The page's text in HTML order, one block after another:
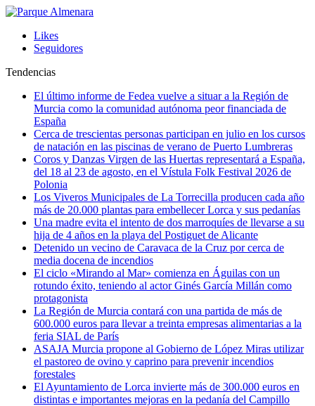
Likes
Seguidores
Tendencias
El último informe de Fedea vuelve a situar a la Región de
Murcia como la comunidad autónoma peor financiada de
España
Cerca de trescientas personas participan en julio en los cursos
de natación en las piscinas de verano de Puerto Lumbreras
Coros y Danzas Virgen de las Huertas representará a España,
del 18 al 23 de agosto, en el Vístula Folk Festival 2026 de
Polonia
Los Viveros Municipales de La Torrecilla producen cada año
más de 20.000 plantas para embellecer Lorca y sus pedanías
Una madre evita el intento de dos marroquíes de llevarse a su
hija de 4 años en la playa del Postiguet de Alicante
Detenido un vecino de Caravaca de la Cruz por cerca de
media docena de incendios
El ciclo «Mirando al Mar» comienza en Águilas con un
rotundo éxito, teniendo al actor Ginés García Millán como
protagonista
La Región de Murcia contará con una partida de más de
600.000 euros para llevar a treinta empresas alimentarias a la
feria SIAL de París
ASAJA Murcia propone al Gobierno de López Miras utilizar
el pastoreo de ovino y caprino para prevenir incendios
forestales
El Ayuntamiento de Lorca invierte más de 300.000 euros en
distintas e importantes mejoras en la pedanía del Campillo